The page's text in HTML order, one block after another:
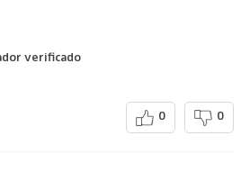
verificado
0 0